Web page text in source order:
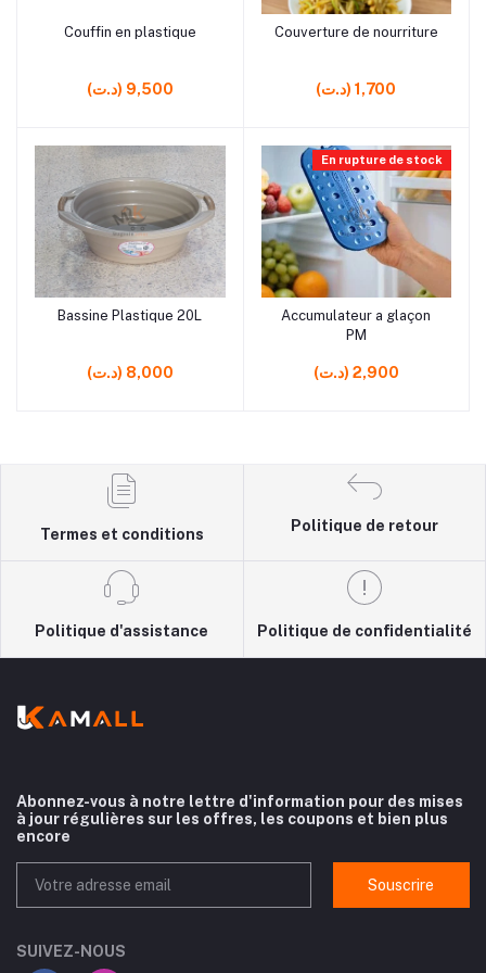
rrrrrr7 rrrrrr7 rrrrrr8 rrrrrr8
Ajouter au panier
Couffin en plastique
(د.ت) 9,500
rrrrrr3 rrrrrr2 rrrrrr0 rrrrrr0
Ajouter au panier
Couverture de nourriture
(د.ت) 1,700
rrrrrr0 rrrrrr2
Ajouter au panier
Bassine Plastique 20L
(د.ت) 8,000
rrrrrr0 rrrrrr0 rrrrrr0
En rupture de stock
Ajouter au panier
Accumulateur a glaçon
PM
(د.ت) 2,900
Termes et conditions
Politique de retour
Politique d'assistance Politique de confidentialité
Abonnez-vous à notre lettre d'information pour des mises
à jour régulières sur les offres, les coupons et bien plus
encore
Souscrire
SUIVEZ-NOUS